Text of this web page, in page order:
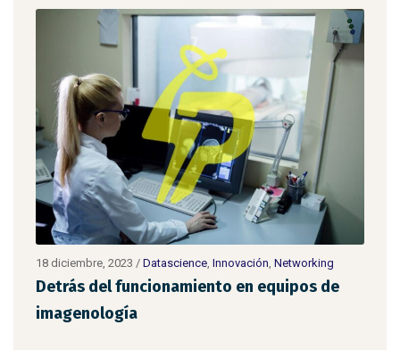
18 diciembre, 2023 / Datascience Innovación Networking
Detrás del funcionamiento en equipos de
imagenología